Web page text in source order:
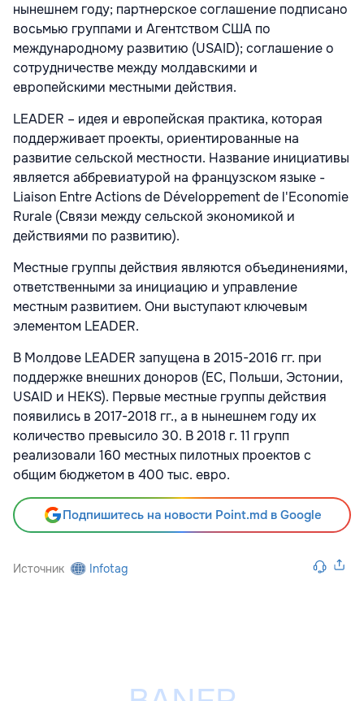
нынешнем году; партнерское соглашение подписано
восьмью группами и Агентством США по
международному развитию (USAID); соглашение о
сотрудничестве между молдавскими и
европейскими местными действия.
LEADER – идея и европейская практика, которая
поддерживает проекты, ориентированные на
развитие сельской местности. Название инициативы
является аббревиатурой на французском языке -
Liaison Entre Actions de Développement de l'Economie
Rurale (Связи между сельской экономикой и
действиями по развитию).
Местные группы действия являются объединениями,
ответственными за инициацию и управление
местным развитием. Они выступают ключевым
элементом LEADER.
В Молдове LEADER запущена в 2015-2016 гг. при
поддержке внешних доноров (ЕС, Польши, Эстонии,
USAID и HEKS). Первые местные группы действия
появились в 2017-2018 гг., а в нынешнем году их
количество превысило 30. В 2018 г. 11 групп
реализовали 160 местных пилотных проектов с
общим бюджетом в 400 тыс. евро.
Подпишитесь на новости Point.md в Google
Источник Infotag